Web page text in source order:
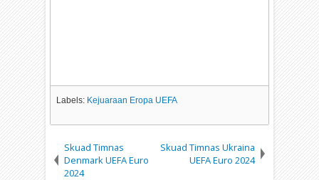
Labels: Kejuaraan Eropa UEFA
Skuad Timnas
Denmark UEFA Euro
2024
Skuad Timnas Ukraina
UEFA Euro 2024